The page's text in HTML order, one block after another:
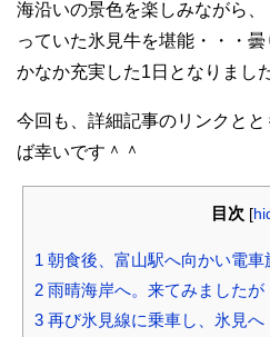
海沿いの景色を楽しみながら
っていた氷見牛を堪能・・・
かなか充実した1日となりました
今回も、詳細記事のリンクと
ば幸いです＾＾
目次 [
1 朝食後、富山駅へ向かい電車
2雨晴海岸へ。来てみましたが
3再び氷見線に乗車し、氷見へ